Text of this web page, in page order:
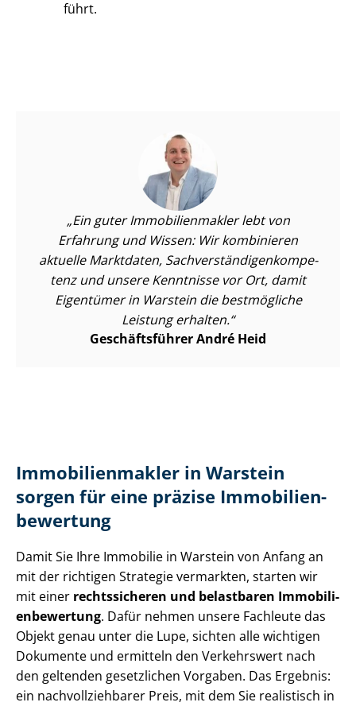
führt.
Ein guter Im­mo­bi­li­en­mak­ler lebt von
Erfahrung und Wissen: Wir kombinieren
aktuelle Marktdaten, Sach­ver­stän­di­gen­kom­pe­
tenz und unsere Kenntnisse vor Ort, damit
Eigentümer in Warstein die bestmögliche
Leistung erhalten.
Geschäftsführer André Heid
Im­mo­bi­li­en­mak­ler in Warstein
sorgen für eine präzise Im­mo­bi­li­en­
be­wer­tung
Damit Sie Ihre Immobilie in Warstein von Anfang an
mit der richtigen Strategie vermarkten, starten wir
mit einer rechtssicheren und belastbaren Im­mo­bi­li­
en­be­wer­tung. Dafür nehmen unsere Fachleute das
Objekt genau unter die Lupe, sichten alle wichtigen
Dokumente und ermitteln den Verkehrswert nach
den geltenden gesetzlichen Vorgaben. Das Ergebnis:
ein nach­voll­zieh­ba­rer Preis, mit dem Sie realistisch in